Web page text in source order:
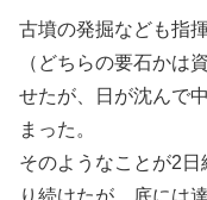
古墳の発掘なども指
（どちらの要石かは
せたが、日が沈んで
まった。
そのようなことが2
り続けたが、底には